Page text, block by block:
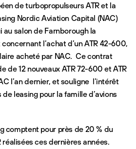
de turbopropulseurs ATR et la
Nordic Aviation Capital (NAC)
au salon de Farnborough la
l’achat d’un ATR 42-600,
acheté par NAC. Ce contrat
de 12 nouveaux ATR 72-600 et ATR
l’an dernier, et souligne l’intérêt
leasing pour la famille d’avions
comptent pour près de 20 % du
réalisées ces dernières années.